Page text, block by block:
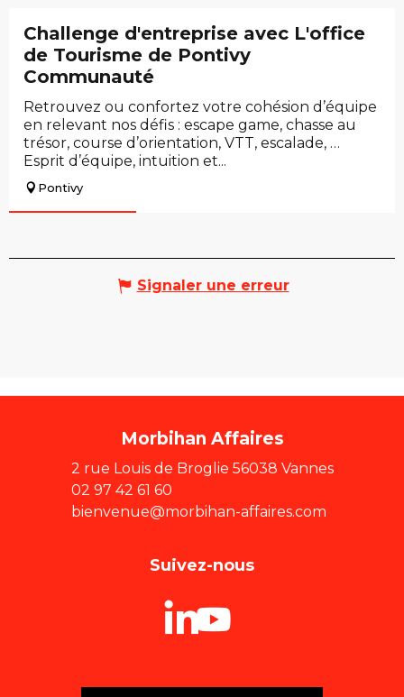
Challenge d'entreprise avec L'office
de Tourisme de Pontivy
Communauté
Retrouvez ou confortez votre cohésion d’équipe
en relevant nos défis : escape game, chasse au
trésor, course d’orientation, VTT, escalade, …
Esprit d’équipe, intuition et...
Pontivy
Signaler une erreur
Morbihan Affaires
2 rue Louis de Broglie 56038 Vannes
02 97 42 61 60
bienvenue@morbihan-affaires.com
Suivez-nous